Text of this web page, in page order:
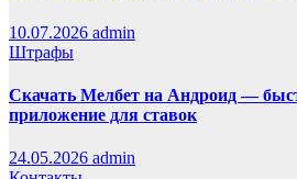
10.07.2026 admin
Штрафы
Скачать Мелбет на Андроид —
приложение для ставок
24.05.2026 admin